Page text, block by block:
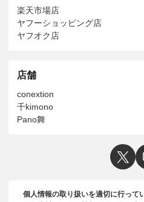
楽天市場店
ヤフーショッピング店
ヤフオク店
店舗
conextion
千kimono
Pano舞
個人情報の取り扱いを適切に行って